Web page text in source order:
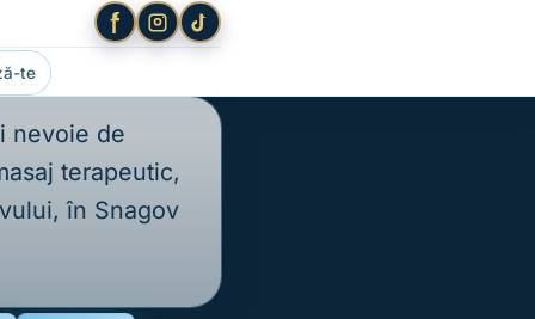
te
nevoie de
terapeutic,
în Snagov